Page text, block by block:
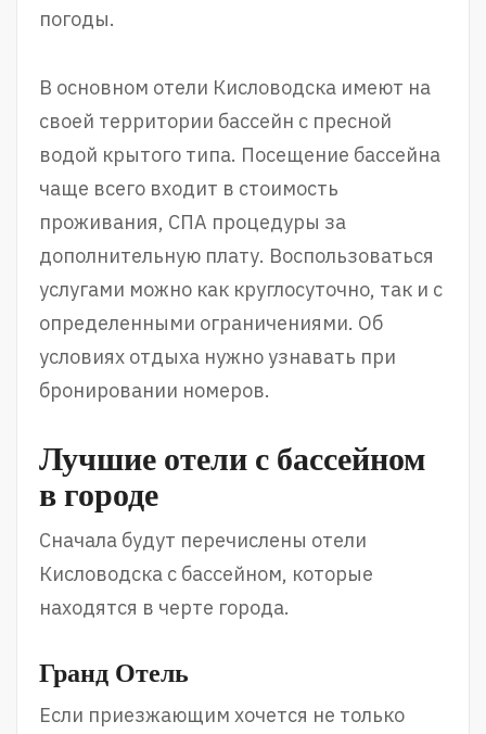
погоды.
В основном отели Кисловодска имеют на
своей территории бассейн с пресной
водой крытого типа. Посещение бассейна
чаще всего входит в стоимость
проживания, СПА процедуры за
дополнительную плату. Воспользоваться
услугами можно как круглосуточно, так и с
определенными ограничениями. Об
условиях отдыха нужно узнавать при
бронировании номеров.
Лучшие отели с бассейном
в городе
Сначала будут перечислены отели
Кисловодска с бассейном, которые
находятся в черте города.
Гранд Отель
Если приезжающим хочется не только